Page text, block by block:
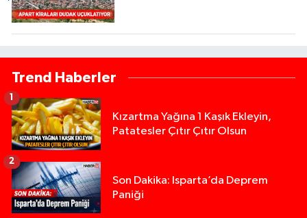
Trend Haberler
Kızartma Yağına 1 Kaşık Ekleyin,
Patatesler Çıtır Çıtır Olsun
1
Son Dakika: Isparta’da Deprem
Paniği
2